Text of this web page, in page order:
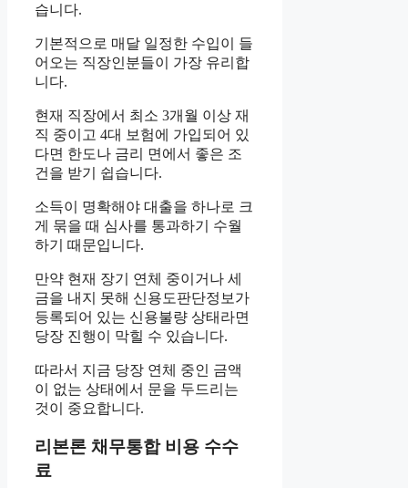
습니다.
기본적으로 매달 일정한 수입이 들
어오는 직장인분들이 가장 유리합
니다.
현재 직장에서 최소 3개월 이상 재
직 중이고 4대 보험에 가입되어 있
다면 한도나 금리 면에서 좋은 조
건을 받기 쉽습니다.
소득이 명확해야 대출을 하나로 크
게 묶을 때 심사를 통과하기 수월
하기 때문입니다.
만약 현재 장기 연체 중이거나 세
금을 내지 못해 신용도판단정보가
등록되어 있는 신용불량 상태라면
당장 진행이 막힐 수 있습니다.
따라서 지금 당장 연체 중인 금액
이 없는 상태에서 문을 두드리는
것이 중요합니다.
리본론 채무통합 비용 수수
료